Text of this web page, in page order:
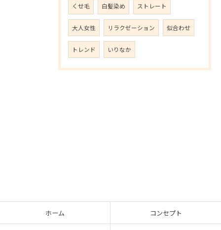
くせ毛 白髪染め ストレート
大人女性 リラクゼーション 似合わせ
トレンド いりなか
ホーム コンセプト